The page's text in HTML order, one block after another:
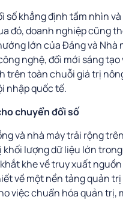
số khẳng định tầm nhìn
đó, doanh nghiệp cũng
lớn của Đảng và Nhà
nghệ, đổi mới sáng
trên toàn chuỗi giá trị
nhập quốc tế.
chuyển đổi số
và nhà máy trải rộng
khối lượng dữ liệu lớn
khe về truy xuất
về một nền tảng quản
việc chuẩn hóa quản trị,